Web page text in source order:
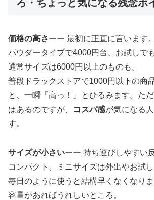
ろ・ちょっと気になる残念ポ
価格の高さーー 最初に正直に言います
パウダータイプで4000円台、お試しで
通常サイズは6000円以上のものも。
普段ドラックストアで1000円以下の商
と、一瞬「高っ！」とひるみます。た
はあるのですが、
コスパ感が気になる
す。
サイズが小さいーー 持ち運びしやすい
コンパクト。ミニサイズは外出やお試
毎日のように使うと結構早くなくなり
容量があればうれしいところ。